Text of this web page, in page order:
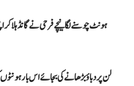
ہونٹ چوسنے لگا نیچے فرحی نے گانڈ ہلا
لن پر دباؤ بڑھانے کی بجائے اس بار